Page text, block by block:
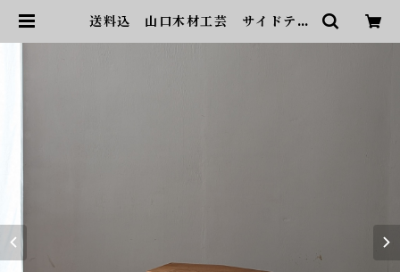
送料込 山口木材工芸 サイドテー